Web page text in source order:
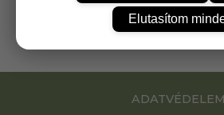
ADATVÉDELEM
Elutasítom